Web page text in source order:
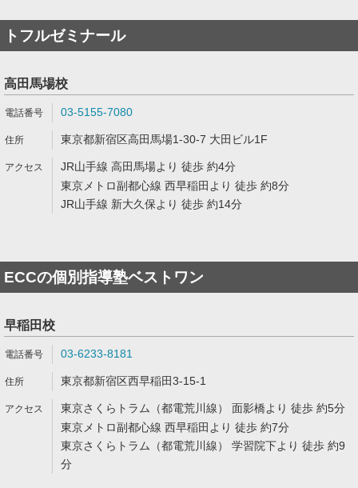
トフルゼミナール
高田馬場校
03-5155-7080
東京都新宿区高田馬場1-30-7 大田ビル1F
JR山手線 高田馬場より 徒歩 約4分
東京メトロ副都心線 西早稲田より 徒歩 約8分
JR山手線 新大久保より 徒歩 約14分
ECCの個別指導塾ベストワン
早稲田校
03-6233-8181
東京都新宿区西早稲田3-15-1
東京さくらトラム（都電荒川線） 面影橋より 徒歩 約5分
東京メトロ副都心線 西早稲田より 徒歩 約7分
東京さくらトラム（都電荒川線） 学習院下より 徒歩 約9
分